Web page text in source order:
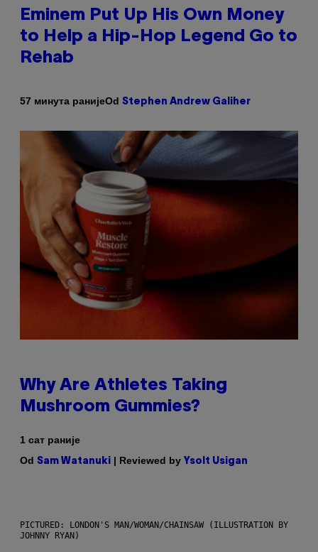
Eminem Put Up His Own Money
to Help a Hip-Hop Legend Go to
Rehab
57 минута ранијеOd Stephen Andrew Galiher
Why Are Athletes Taking
Mushroom Gummies?
1 сат раније
Od Sam Watanuki | Reviewed by Ysolt Usigan
PICTURED: LONDON'S MAN/WOMAN/CHAINSAW (ILLUSTRATION BY
JOHNNY RYAN)